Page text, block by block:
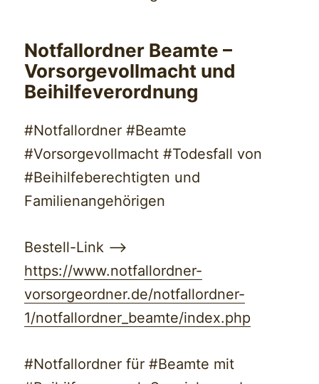
Notfallordner Beamte –
Vorsorgevollmacht und
Beihilfeverordnung
#Notfallordner #Beamte
#Vorsorgevollmacht #Todesfall von
#Beihilfeberechtigten und
Familienangehörigen
Bestell-Link –>
https://www.notfallordner-
vorsorgeordner.de/notfallordner-
1/notfallordner_beamte/index.php
#Notfallordner für #Beamte mit